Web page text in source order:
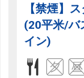
【禁煙】
(20平米/バ
イン)